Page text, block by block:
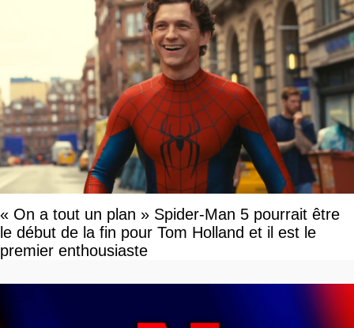
« On a tout un plan » Spider-Man 5 pourrait être
le début de la fin pour Tom Holland et il est le
premier enthousiaste